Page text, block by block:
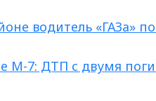
водитель «ГАЗа»
М-7: ДТП с двумя